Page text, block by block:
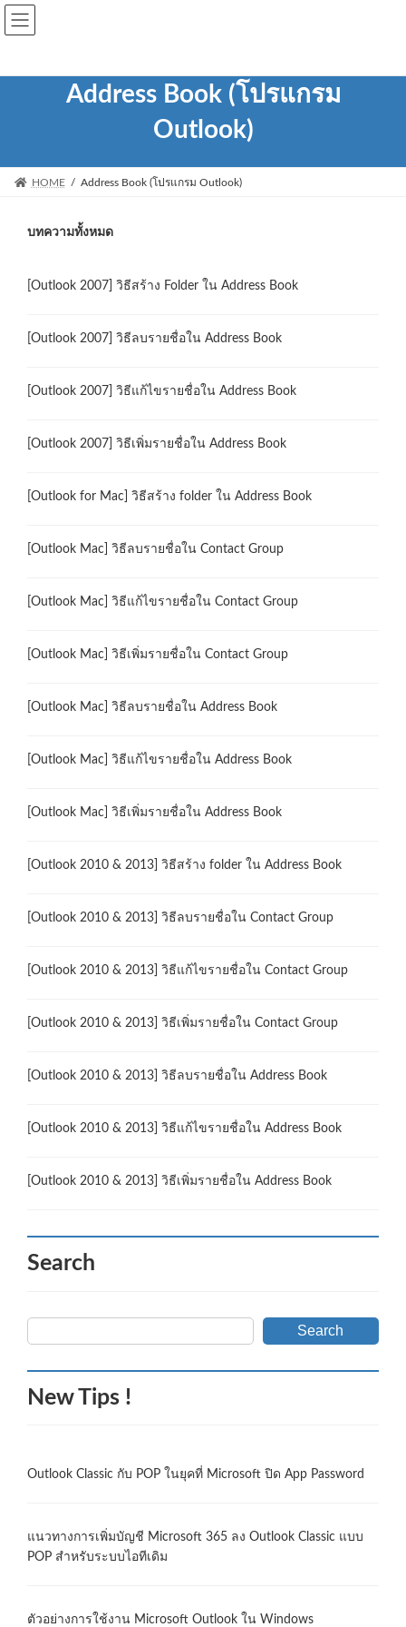
Skip
the
Skip
the
Address Book (โปรแกรม
Outlook)
HOME Address Book (โปรแกรม Outlook)
บทความทั้งหมด
[Outlook 2007] วิธีสร้าง Folder ใน Address Book
[Outlook 2007] วิธีลบรายชื่อใน Address Book
[Outlook 2007] วิธีแก้ไขรายชื่อใน Address Book
[Outlook 2007] วิธีเพิ่มรายชื่อใน Address Book
[Outlook for Mac] วิธีสร้าง folder ใน Address Book
[Outlook Mac] วิธีลบรายชื่อใน Contact Group
[Outlook Mac] วิธีแก้ไขรายชื่อใน Contact Group
[Outlook Mac] วิธีเพิ่มรายชื่อใน Contact Group
[Outlook Mac] วิธีลบรายชื่อใน Address Book
[Outlook Mac] วิธีแก้ไขรายชื่อใน Address Book
[Outlook Mac] วิธีเพิ่มรายชื่อใน Address Book
[Outlook 2010 & 2013] วิธีสร้าง folder ใน Address Book
[Outlook 2010 & 2013] วิธีลบรายชื่อใน Contact Group
[Outlook 2010 & 2013] วิธีแก้ไขรายชื่อใน Contact Group
[Outlook 2010 & 2013] วิธีเพิ่มรายชื่อใน Contact Group
[Outlook 2010 & 2013] วิธีลบรายชื่อใน Address Book
[Outlook 2010 & 2013] วิธีแก้ไขรายชื่อใน Address Book
[Outlook 2010 & 2013] วิธีเพิ่มรายชื่อใน Address Book
Search
Search
New Tips !
Outlook Classic กับ POP ในยุคที่ Microsoft ปิด App Password
แนวทางการเพิ่มบัญชี Microsoft 365 ลง Outlook Classic แบบ
POP สำหรับระบบไอทีเดิม
ตัวอย่างการใช้งาน Microsoft Outlook ใน Windows